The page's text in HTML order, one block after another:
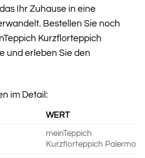
Ihr Zuhause in eine
Bestellen Sie noch
Kurzflorteppich
und erleben Sie den
im Detail:
WERT
meinTeppich
Kurzflorteppich Palermo